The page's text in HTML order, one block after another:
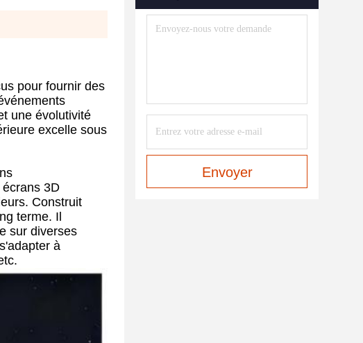
pour fournir des
une évolutivité
excelle sous
3D
Construit
terme. Il
sur diverses
à
Envoyer